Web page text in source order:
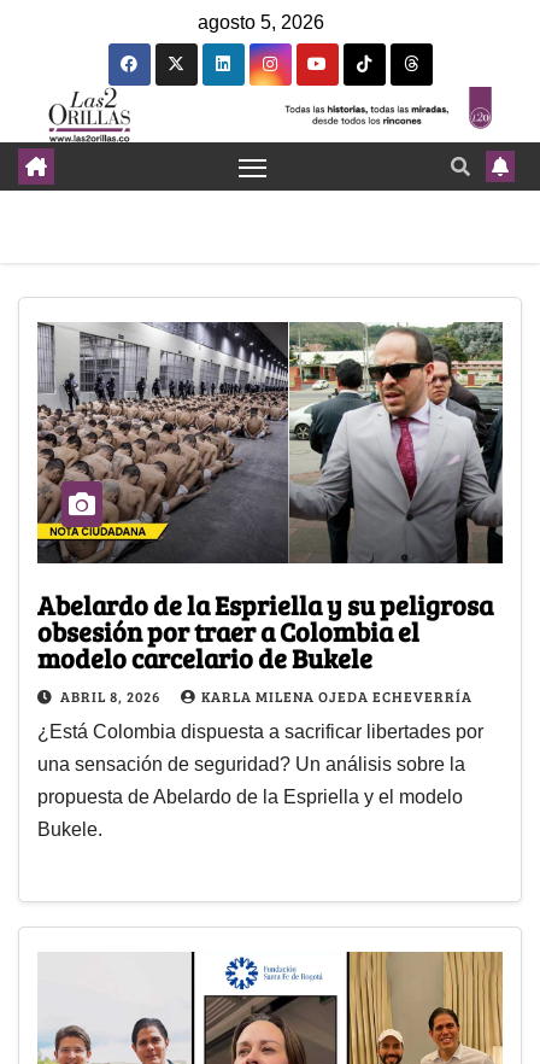
agosto 5, 2026
Abelardo de la Espriella y su peligrosa
obsesión por traer a Colombia el
modelo carcelario de Bukele
ABRIL 8, 2026 KARLA MILENA OJEDA ECHEVERRÍA
¿Está Colombia dispuesta a sacrificar libertades por
una sensación de seguridad? Un análisis sobre la
propuesta de Abelardo de la Espriella y el modelo
Bukele.